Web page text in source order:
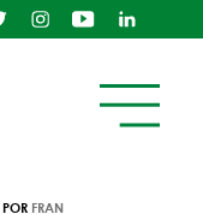
POR FRAN